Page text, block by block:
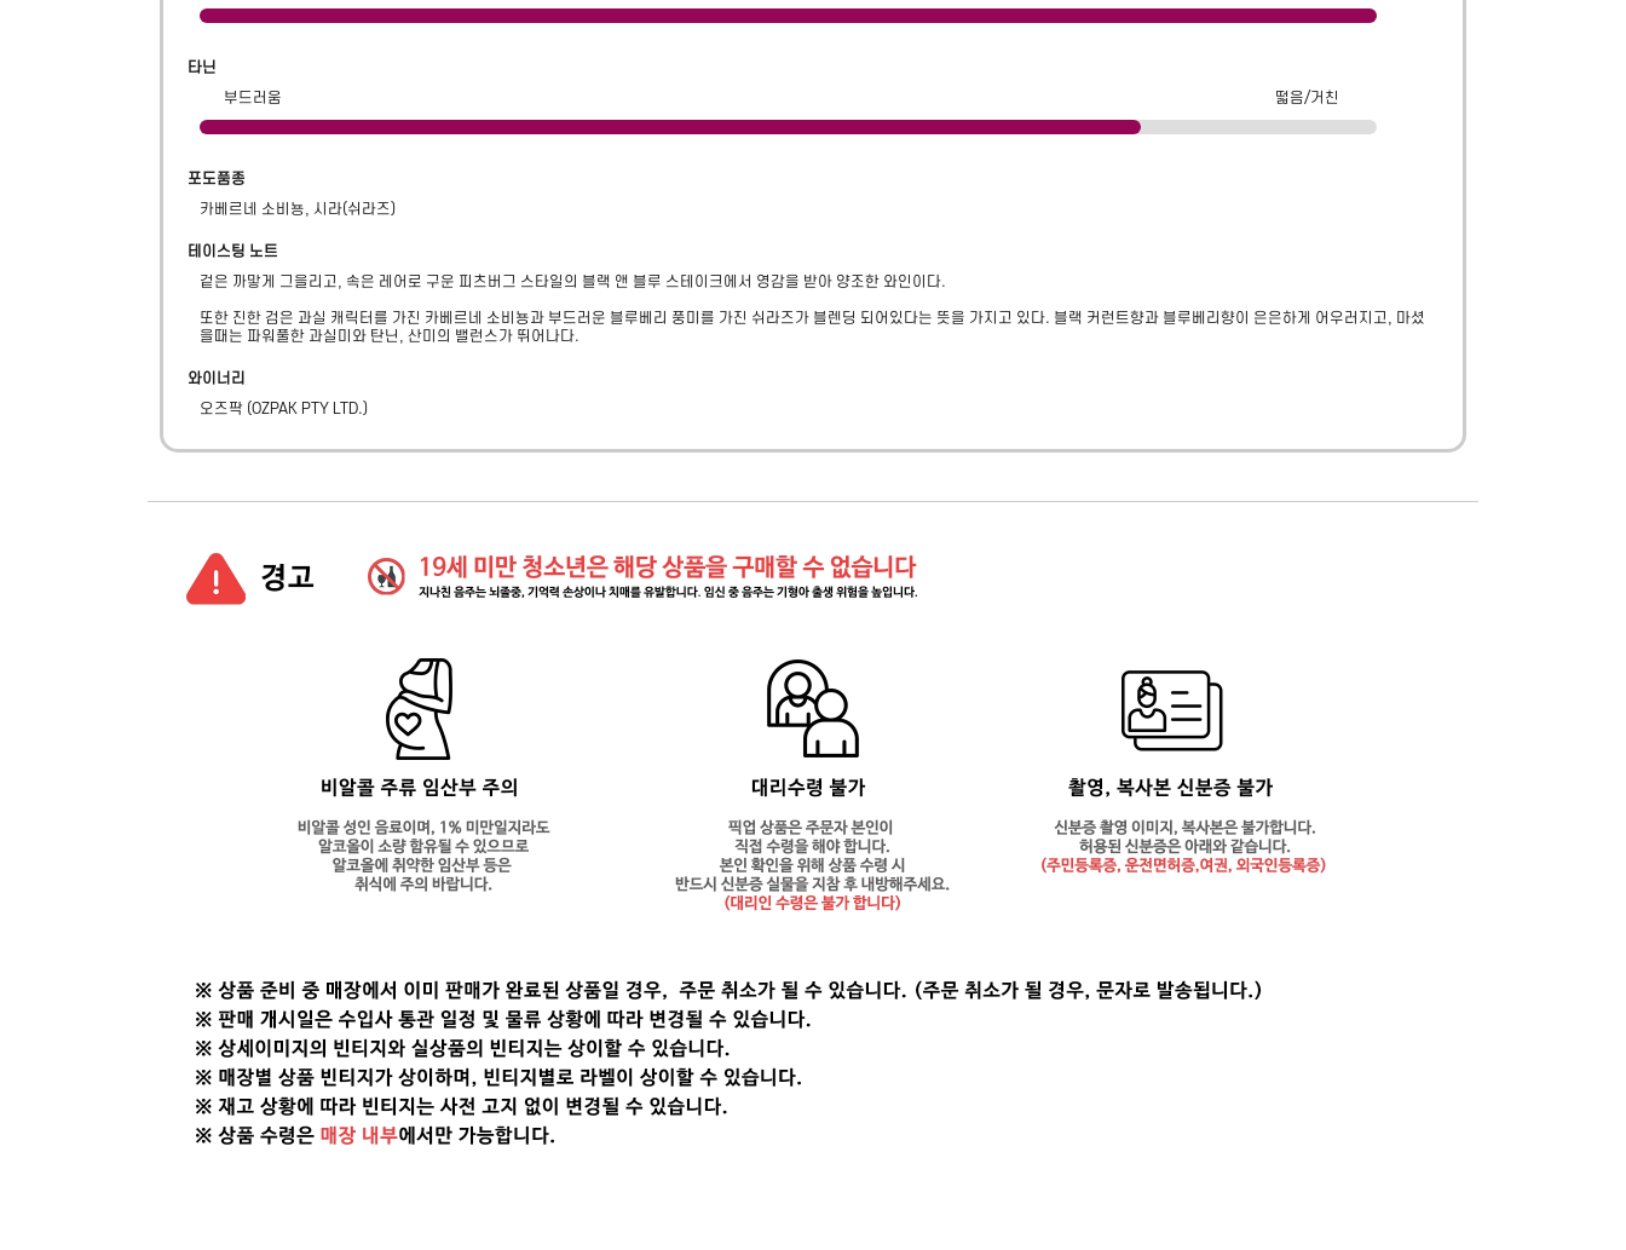
타닌
부드러움
떫음/거친
포도품종
카베르네 소비뇽, 시라(쉬라즈)
테이스팅 노트
겉은 까맣게 그을리고, 속은 레어로 구운 피츠버그 스타일의 블랙 앤 블루 스테이크에서 영감을 받아 양조한 와인이다.
또한 진한 검은 과실 캐릭터를 가진 카베르네 소비뇽과 부드러운 블루베리 풍미를 가진 쉬라즈가 블렌딩 되어있다는 뜻을 가지고 있다. 블랙 커런트향과 블루베리향이 은은하게 어우러지고, 마셨
을때는 파워풀한 과실미와 탄닌, 산미의 밸런스가 뛰어나다.
와이너리
오즈팍 (OZPAK PTY LTD.)